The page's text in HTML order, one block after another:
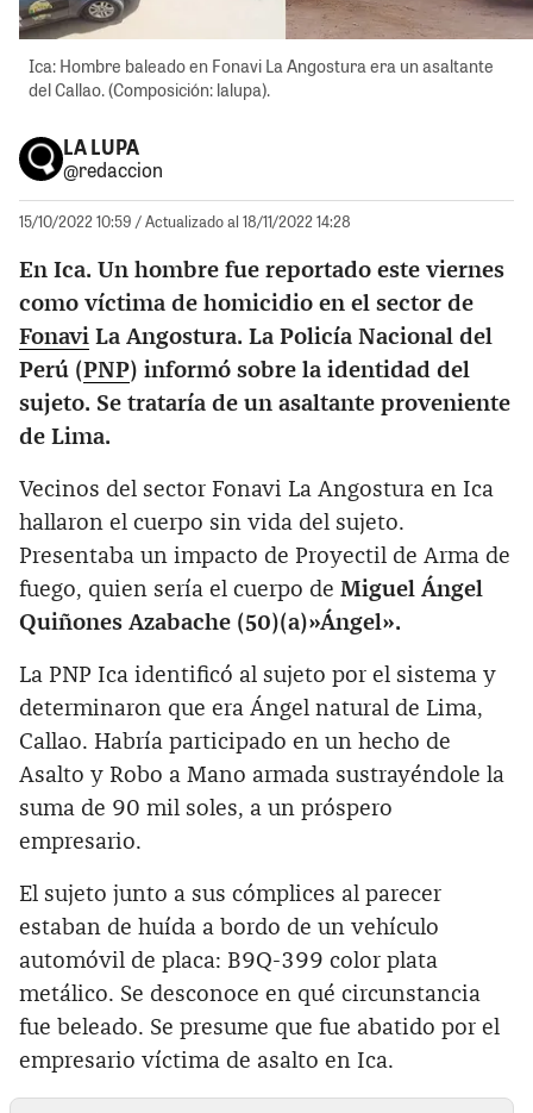
Ica: Hombre baleado en Fonavi La Angostura era un asaltante
del Callao. (Composición: lalupa).
LA LUPA
@redaccion
15/10/2022 10:59 / Actualizado al 18/11/2022 14:28
En Ica. Un hombre fue reportado este viernes
como víctima de homicidio en el sector de
Fonavi La Angostura. La Policía Nacional del
Perú (PNP) informó sobre la identidad del
sujeto. Se trataría de un asaltante proveniente
de Lima.
Vecinos del sector Fonavi La Angostura en Ica
hallaron el cuerpo sin vida del sujeto.
Presentaba un impacto de Proyectil de Arma de
fuego, quien sería el cuerpo de Miguel Ángel
Quiñones Azabache (50)(a)»Ángel».
La PNP Ica identificó al sujeto por el sistema y
determinaron que era Ángel natural de Lima,
Callao. Habría participado en un hecho de
Asalto y Robo a Mano armada sustrayéndole la
suma de 90 mil soles, a un próspero
empresario.
El sujeto junto a sus cómplices al parecer
estaban de huída a bordo de un vehículo
automóvil de placa: B9Q-399 color plata
metálico. Se desconoce en qué circunstancia
fue beleado. Se presume que fue abatido por el
empresario víctima de asalto en Ica.